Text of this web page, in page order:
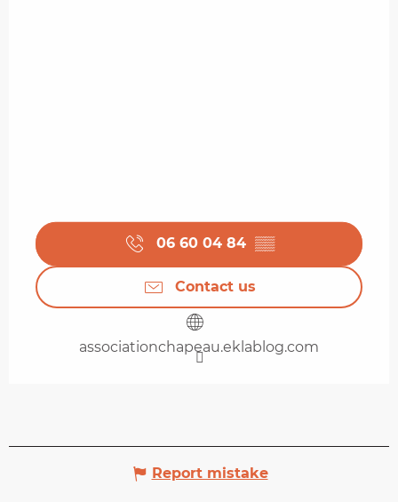
06 60 04 84 ▒▒
Contact us
associationchapeau.eklablog.com
Report mistake